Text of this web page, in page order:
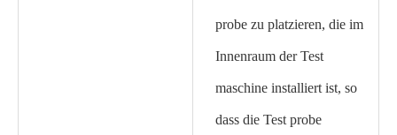
probe zu platzieren, die im
Innenraum der Test
maschine installiert ist, so
dass die Test probe